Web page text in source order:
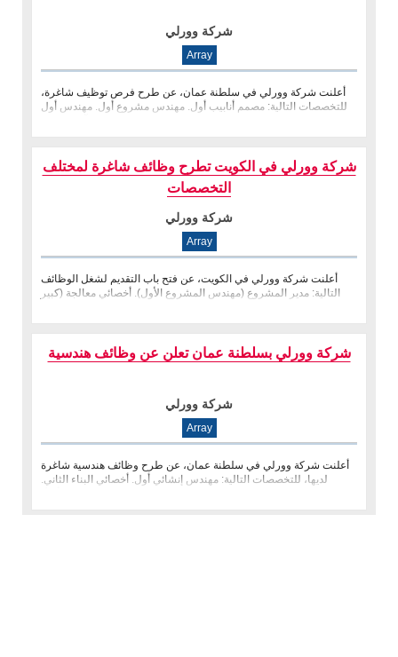
شركة وورلي
Array
أعلنت شركة وورلي في سلطنة عمان، عن طرح فرص توظيف شاغرة،
للتخصصات التالية: مصمم أنابيب أول. مهندس مشروع أول. مهندس أول
شركة وورلي في الكويت تطرح وظائف شاغرة لمختلف
التخصصات
شركة وورلي
Array
أعلنت شركة وورلي في الكويت، عن فتح باب التقديم لشغل الوظائف
التالية: مدير المشروع (مهندس المشروع الأول). أخصائي معالجة (كبير
شركة وورلي بسلطنة عمان تعلن عن وظائف هندسية
شركة وورلي
Array
أعلنت شركة وورلي في سلطنة عمان، عن طرح وظائف هندسية شاغرة
لديها، للتخصصات التالية: مهندس إنشائي أول. أخصائي البناء الثاني.